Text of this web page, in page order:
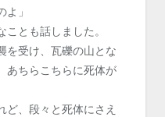
」
とも話しました。
を受け、瓦礫の山とな
あちらこちらに死体が
ど、段々と死体にさえ